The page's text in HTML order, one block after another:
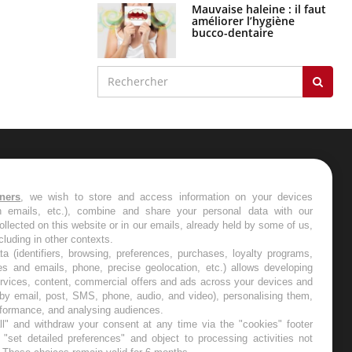
Mauvaise haleine : il faut
améliorer l’hygiène
bucco-dentaire
les semaines les meilleures
, we wish to store and access information on your devices
emails, etc.), combine and share your personal data with our
on this website or in our emails, already held by some of us,
in other contexts.
(identifiers, browsing, preferences, purchases, loyalty programs,
and emails, phone, precise geolocation, etc.) allows developing
content, commercial offers and ads across your devices and
email, post, SMS, phone, audio, and video), personalising them,
and analysing audiences.
and withdraw your consent at any time via the "cookies" footer
detailed preferences" and object to processing activities not